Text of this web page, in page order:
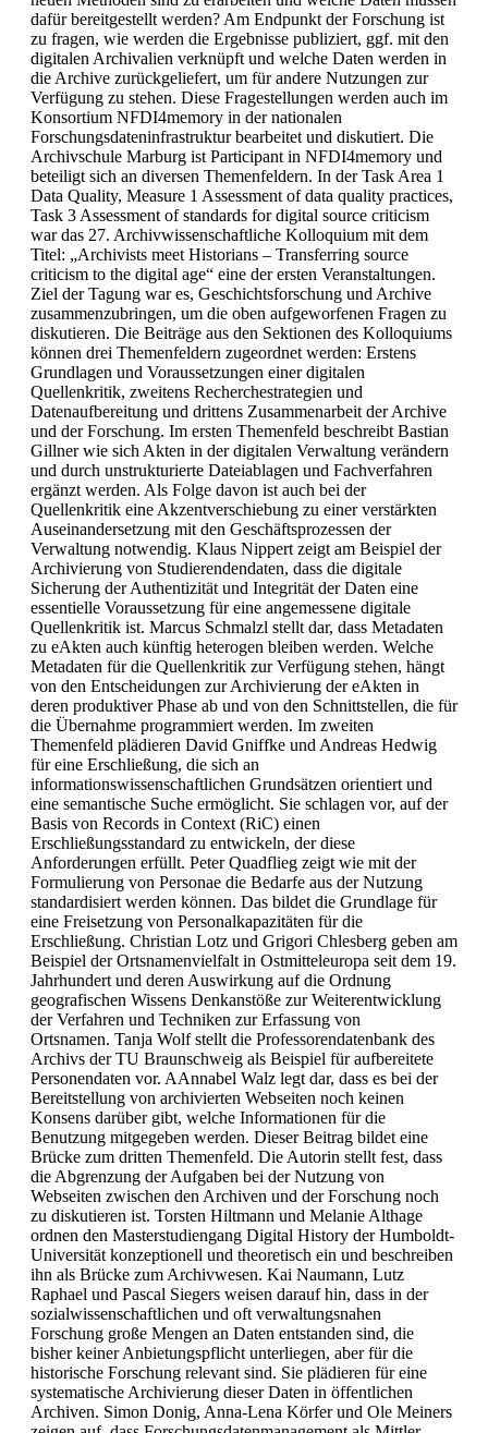
dafür bereitgestellt werden? Am Endpunkt der Forschung ist
zu fragen, wie werden die Ergebnisse publiziert, ggf. mit den
digitalen Archivalien verknüpft und welche Daten werden in
die Archive zurückgeliefert, um für andere Nutzungen zur
Verfügung zu stehen. Diese Fragestellungen werden auch im
Konsortium NFDI4memory in der nationalen
Forschungsdateninfrastruktur bearbeitet und diskutiert. Die
Archivschule Marburg ist Participant in NFDI4memory und
beteiligt sich an diversen Themenfeldern. In der Task Area 1
Data Quality, Measure 1 Assessment of data quality practices,
Task 3 Assessment of standards for digital source criticism
war das 27. Archivwissenschaftliche Kolloquium mit dem
Titel: „Archivists meet Historians – Transferring source
criticism to the digital age“ eine der ersten Veranstaltungen.
Ziel der Tagung war es, Geschichtsforschung und Archive
zusammenzubringen, um die oben aufgeworfenen Fragen zu
diskutieren. Die Beiträge aus den Sektionen des Kolloquiums
können drei Themenfeldern zugeordnet werden: Erstens
Grundlagen und Voraussetzungen einer digitalen
Quellenkritik, zweitens Recherchestrategien und
Datenaufbereitung und drittens Zusammenarbeit der Archive
und der Forschung. Im ersten Themenfeld beschreibt Bastian
Gillner wie sich Akten in der digitalen Verwaltung verändern
und durch unstrukturierte Dateiablagen und Fachverfahren
ergänzt werden. Als Folge davon ist auch bei der
Quellenkritik eine Akzentverschiebung zu einer verstärkten
Auseinandersetzung mit den Geschäftsprozessen der
Verwaltung notwendig. Klaus Nippert zeigt am Beispiel der
Archivierung von Studierendendaten, dass die digitale
Sicherung der Authentizität und Integrität der Daten eine
essentielle Voraussetzung für eine angemessene digitale
Quellenkritik ist. Marcus Schmalzl stellt dar, dass Metadaten
zu eAkten auch künftig heterogen bleiben werden. Welche
Metadaten für die Quellenkritik zur Verfügung stehen, hängt
von den Entscheidungen zur Archivierung der eAkten in
deren produktiver Phase ab und von den Schnittstellen, die für
die Übernahme programmiert werden. Im zweiten
Themenfeld plädieren David Gniffke und Andreas Hedwig
für eine Erschließung, die sich an
informationswissenschaftlichen Grundsätzen orientiert und
eine semantische Suche ermöglicht. Sie schlagen vor, auf der
Basis von Records in Context (RiC) einen
Erschließungsstandard zu entwickeln, der diese
Anforderungen erfüllt. Peter Quadflieg zeigt wie mit der
Formulierung von Personae die Bedarfe aus der Nutzung
standardisiert werden können. Das bildet die Grundlage für
eine Freisetzung von Personalkapazitäten für die
Erschließung. Christian Lotz und Grigori Chlesberg geben am
Beispiel der Ortsnamenvielfalt in Ostmitteleuropa seit dem 19.
Jahrhundert und deren Auswirkung auf die Ordnung
geografischen Wissens Denkanstöße zur Weiterentwicklung
der Verfahren und Techniken zur Erfassung von
Ortsnamen. Tanja Wolf stellt die Professorendatenbank des
Archivs der TU Braunschweig als Beispiel für aufbereitete
Personendaten vor. AAnnabel Walz legt dar, dass es bei der
Bereitstellung von archivierten Webseiten noch keinen
Konsens darüber gibt, welche Informationen für die
Benutzung mitgegeben werden. Dieser Beitrag bildet eine
Brücke zum dritten Themenfeld. Die Autorin stellt fest, dass
die Abgrenzung der Aufgaben bei der Nutzung von
Webseiten zwischen den Archiven und der Forschung noch
zu diskutieren ist. Torsten Hiltmann und Melanie Althage
ordnen den Masterstudiengang Digital History der Humboldt-
Universität konzeptionell und theoretisch ein und beschreiben
ihn als Brücke zum Archivwesen. Kai Naumann, Lutz
Raphael und Pascal Siegers weisen darauf hin, dass in der
sozialwissenschaftlichen und oft verwaltungsnahen
Forschung große Mengen an Daten entstanden sind, die
bisher keiner Anbietungspflicht unterliegen, aber für die
historische Forschung relevant sind. Sie plädieren für eine
systematische Archivierung dieser Daten in öffentlichen
Archiven. Simon Donig, Anna-Lena Körfer und Ole Meiners